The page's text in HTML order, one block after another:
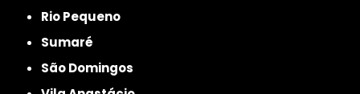
Rio Pequeno
Sumaré
São Domingos